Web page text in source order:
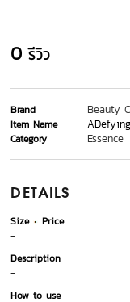
0 รีวิว
Brand Beauty
Item Name
Category Essence
DETAILS
Size
Price
-
Description
-
How to use